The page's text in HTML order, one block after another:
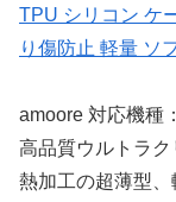
TPU シリコン ケ
り傷防止 軽量 ソ
amoore 対応機種
高品質ウルトラ
熱加工の超薄型